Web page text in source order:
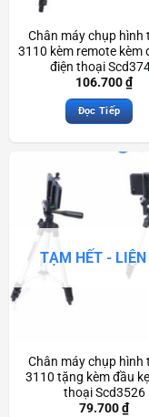
Chân máy chụp hình
3110 kèm remote kèm
điện thoại
106.700₫
Đọc Tiếp
TẠM HẾT - LIÊN
Chân máy chụp hình
3110 tặng kèm đầu
thoại Scd3526
79.700₫